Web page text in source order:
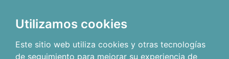
Utilizamos cookies
Este sitio web utiliza cookies y otras tecnologías
de seguimiento para mejorar su experiencia de